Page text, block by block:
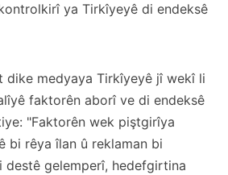
ya Tirkîyeyê di endeksê
dike medyaya Tirkîyeyê jî wekî li
faktorên aborî ve di endeksê
"Faktorên wek piştgirîya
bi rêya îlan û reklaman bi
destê gelemperî, hedefgirtina